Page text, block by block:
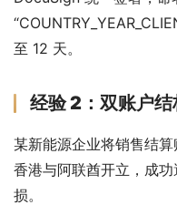
至 12 天。
经验 2：双账户
某新能源企业将销售结
香港与阿联酋开立，成
损。